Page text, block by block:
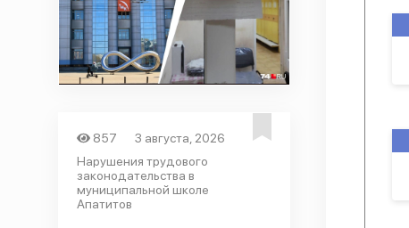
857
3 августа, 2026
Нарушения трудового
законодательства в
муниципальной школе
Апатитов